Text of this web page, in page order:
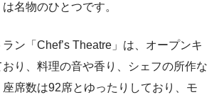
名物のひとつです。
ン「Chef’s Theatre」は、オープンキ
り、料理の音や香り、シェフの所作な
席数は92席とゆったりしており、モ